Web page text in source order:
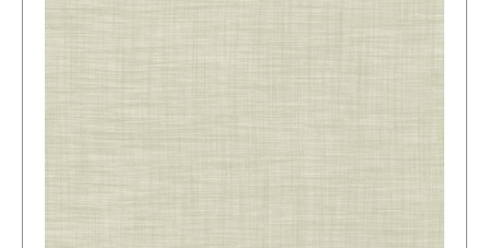
De Ploeg – Ebben: 08